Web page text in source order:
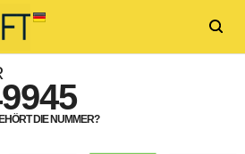
DIE NUMMER?